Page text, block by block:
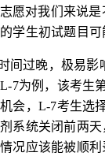
愿对我们来说
学生初试题目
间过晚，极易
L-7为例，该考生
会， L-7考生选
系统关闭前两
况应该能被顺利